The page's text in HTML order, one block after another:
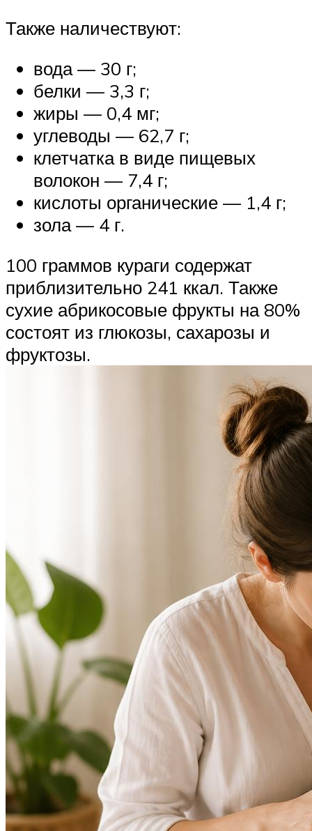
Также наличествуют:
вода — 30 г;
белки — 3,3 г;
жиры — 0,4 мг;
углеводы — 62,7 г;
клетчатка в виде пищевых
волокон — 7,4 г;
кислоты органические — 1,4 г;
зола — 4 г.
100 граммов кураги содержат
приблизительно 241 ккал. Также
сухие абрикосовые фрукты на 80%
состоят из глюкозы, сахарозы и
фруктозы.